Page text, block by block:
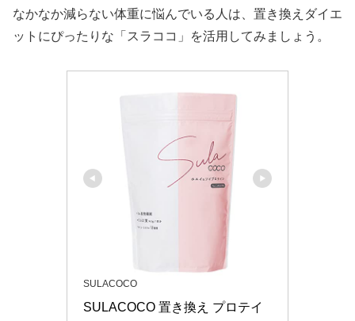
なかなか減らない体重に悩んでいる人は、置き換えダイエ
ットにぴったりな「 スラココ 」を活用してみましょう。
SULACOCO
SULACOCO 置き換え プロテイ